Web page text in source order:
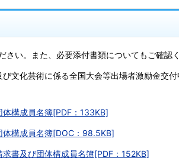
さい。また、必要添付書類についてもご確認く
文化芸術に係る全国大会等出場者激励金交
構成員名簿[PDF：133KB]
体構成員名簿[DOC：98.5KB]
求書及び団体構成員名簿[PDF：152KB]